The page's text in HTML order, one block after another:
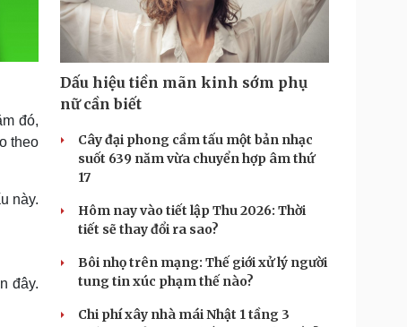
đó,
theo
này.
đây.
Dấu hiệu tiền mãn kinh sớm phụ
nữ cần biết
Cây đại phong cầm tấu một bản nhạc
suốt 639 năm vừa chuyển hợp âm thứ
17
Hôm nay vào tiết lập Thu 2026: Thời
tiết sẽ thay đổi ra sao?
Bôi nhọ trên mạng: Thế giới xử lý người
tung tin xúc phạm thế nào?
Chi phí xây nhà mái Nhật 1 tầng 3